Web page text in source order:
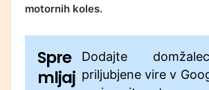
motornih koles.
Spre
mljaj
Dodajte
priljubjene vire v